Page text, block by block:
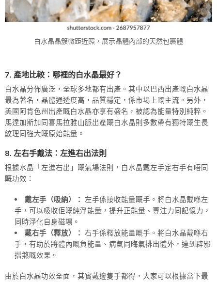
白水晶晶簇微距近照，展示晶體內部的天然包裹體
7. 產地比較：哪裡的白水晶最好？
白水晶分佈廣泛，全球多地都有出產。其中以巴西出產嘅白水晶
最為著名，晶體通透度高，品質穩定，係市場上嘅主流。另外，
美國阿肯色州出產嘅白水晶亦享有盛名，被認為能量特別純粹。
馬達加斯加同喜馬拉雅山脈出產嘅白水晶則多數帶有獨特嘅生長
紋理同強大嘅原始能量。
8. 左右手戴法：左進右出法則
根據水晶「左進右出」嘅氣場法則，白水晶戴左手定右手有唔同
嘅功效：
戴左手（吸納）： 左手係接收能量嘅手。將白水晶戴喺左
手，可以吸收佢嘅純淨能量，提升正能量、專注力同記憶力，
同時淨化自身磁場。
戴右手（釋放）： 右手係釋放能量嘅手。將白水晶戴喺右
手，有助於將體內嘅負能量、病氣同晦氣排出體外，達到辟邪
擋煞嘅效果。
由於白水晶功效全面，其實戴邊隻手都得，大家可以根據當下最